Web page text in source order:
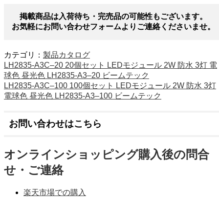
掲載商品は入荷待ち・完売品の可能性もございます。
お気軽にお問い合わせフォームよりご連絡くださいませ。
カテゴリ： 製品カタログ
LH2835-A3C–20 20個セット LEDモジュール 2W 防水 3灯 電
球色 昼光色 LH2835-A3–20 ビームテック
LH2835-A3C–100 100個セット LEDモジュール 2W 防水 3灯
電球色 昼光色 LH2835-A3–100 ビームテック
お問い合わせはこちら
オンラインショッピング購入後の問合
せ・ご連絡
楽天市場での購入